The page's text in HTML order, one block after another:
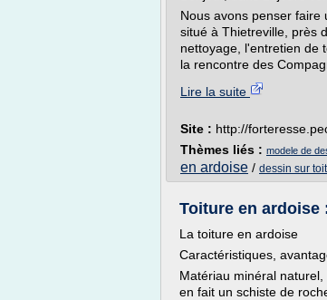
Nous avons penser faire
situé à Thietreville, près
nettoyage, l'entretien de
la rencontre des
Lire la suite
Site : http://
Thèmes liés : modele de
en ardoise / dessin sur
Toiture en
La toiture en ardoise
Caractéristiques,
Matériau minéral
en fait un schiste de